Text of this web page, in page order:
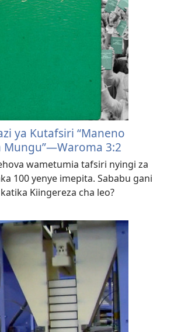
ya Kutafsiri “Maneno
Mungu”—Waroma 3:2
wametumia tafsiri nyingi za
100 yenye imepita. Sababu gani
Kiingereza cha leo?